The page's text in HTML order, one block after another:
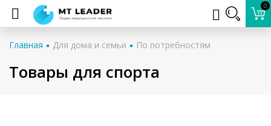
0
Главная Для дома и семьи По потребностям
Товары для спорта